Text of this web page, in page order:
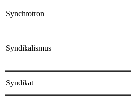
Synchrotron
Syndikalismus
Syndikat